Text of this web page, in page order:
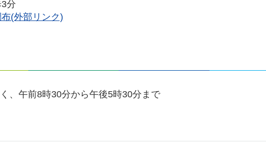
分
(外部リンク)
、午前8時30分から午後5時30分まで